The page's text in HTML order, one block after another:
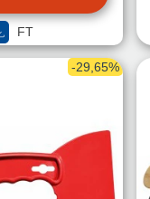
FT
-29,65%